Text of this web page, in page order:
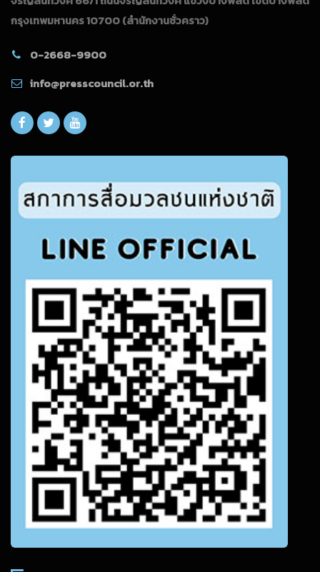
กรุงเทพมหานคร 10700(สำนักงานชั่วคราว)
0-2668-9900
info@presscouncil.or.th